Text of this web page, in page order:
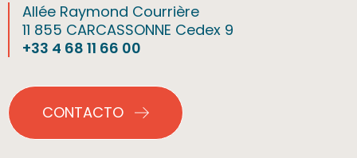
Allée Raymond Courrière
11 855 CARCASSONNE Cedex 9
+33 4 68 11 66 00
CONTACTO